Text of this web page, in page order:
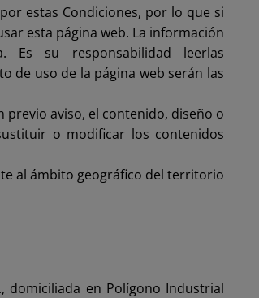
estas Condiciones, por lo que si
esta página web. La información
Es su responsabilidad leerlas
de uso de la página web serán las
previo aviso, el contenido, diseño o
o modificar los contenidos
al ámbito geográfico del territorio
domiciliada en Polígono Industrial